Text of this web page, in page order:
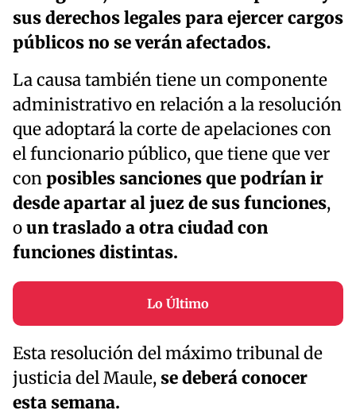
sus derechos legales para ejercer cargos
públicos no se verán afectados.
La causa también tiene un componente
administrativo en relación a la resolución
que adoptará la corte de apelaciones con
el funcionario público, que tiene que ver
conposibles sanciones que podrían ir
desde apartar al juez de sus funciones,
oun traslado a otra ciudad con
funciones distintas.
Lo Último
Esta resolución del máximo tribunal de
justicia del Maule, se deberá conocer
esta semana.